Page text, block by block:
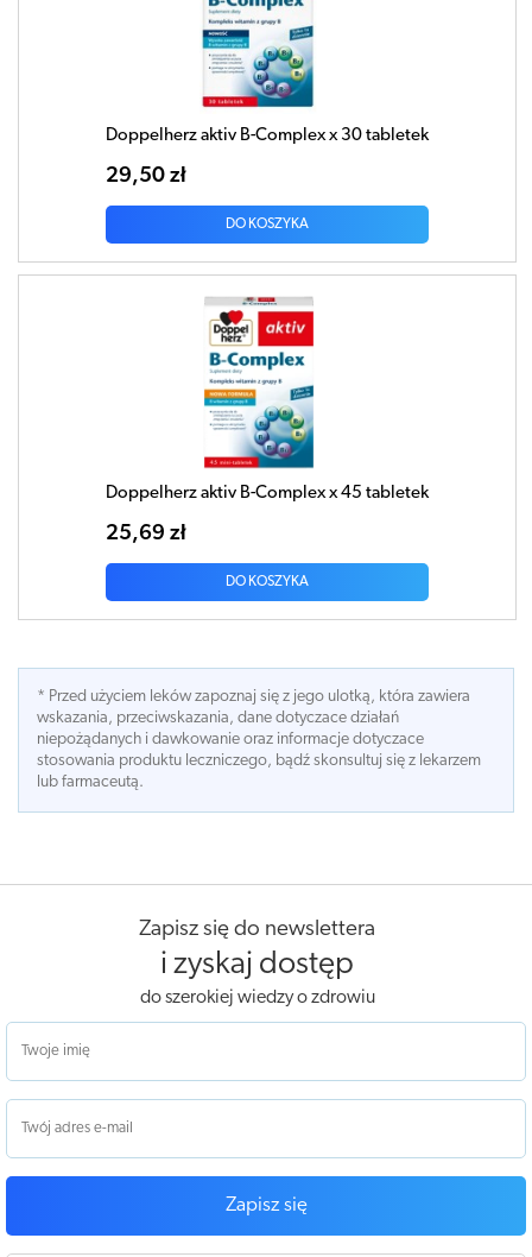
Doppelherz aktiv B-Complex x 30 tabletek
29,50 zł
DO KOSZYKA
Doppelherz aktiv B-Complex x 45 tabletek
25,69 zł
DO KOSZYKA
* Przed użyciem leków zapoznaj się z jego ulotką, która zawiera
wskazania, przeciwskazania, dane dotyczace działań
niepożądanych i dawkowanie oraz informacje dotyczace
stosowania produktu leczniczego, bądź skonsultuj się z lekarzem
lub farmaceutą.
Zapisz się do newslettera
i zyskaj dostęp
do szerokiej wiedzy o zdrowiu
Zapisz się